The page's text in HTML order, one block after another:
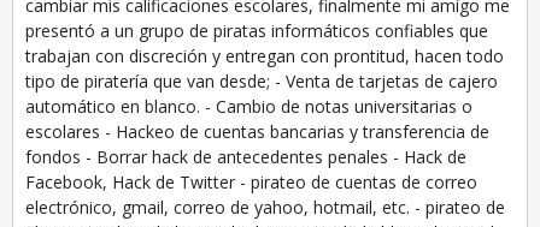
cambiar mis calificaciones escolares, finalmente mi amigo me
presentó a un grupo de piratas informáticos confiables que
trabajan con discreción y entregan con prontitud, hacen todo
tipo de piratería que van desde; - Venta de tarjetas de cajero
automático en blanco. - Cambio de notas universitarias o
escolares - Hackeo de cuentas bancarias y transferencia de
fondos - Borrar hack de antecedentes penales - Hack de
Facebook, Hack de Twitter - pirateo de cuentas de correo
electrónico, gmail, correo de yahoo, hotmail, etc. - pirateo de